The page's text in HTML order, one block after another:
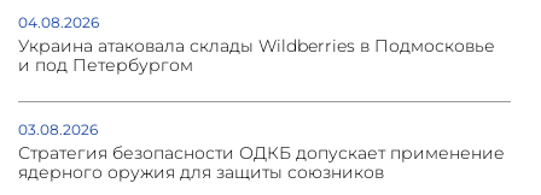
04.08.2026
Украина атаковала склады Wildberries в Подмосковье
и под Петербургом
03.08.2026
Стратегия безопасности ОДКБ допускает применение
ядерного оружия для защиты союзников